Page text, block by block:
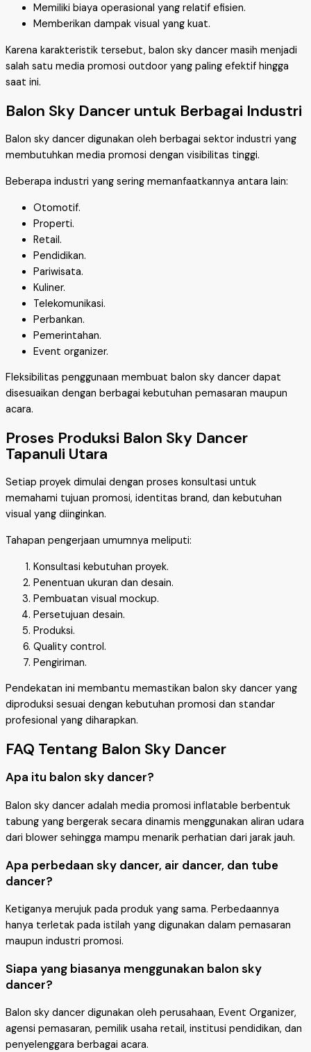
Memiliki biaya operasional yang relatif efisien.
Memberikan dampak visual yang kuat.
Karena karakteristik tersebut, balon sky dancer masih menjadi
salah satu media promosi outdoor yang paling efektif hingga
saat ini.
Balon Sky Dancer untuk Berbagai Industri
Balon sky dancer digunakan oleh berbagai sektor industri yang
membutuhkan media promosi dengan visibilitas tinggi.
Beberapa industri yang sering memanfaatkannya antara lain:
Otomotif.
Properti.
Retail.
Pendidikan.
Pariwisata.
Kuliner.
Telekomunikasi.
Perbankan.
Pemerintahan.
Event organizer.
Fleksibilitas penggunaan membuat balon sky dancer dapat
disesuaikan dengan berbagai kebutuhan pemasaran maupun
acara.
Proses Produksi Balon Sky Dancer
Tapanuli Utara
Setiap proyek dimulai dengan proses konsultasi untuk
memahami tujuan promosi, identitas brand, dan kebutuhan
visual yang diinginkan.
Tahapan pengerjaan umumnya meliputi:
Konsultasi kebutuhan proyek.
Penentuan ukuran dan desain.
Pembuatan visual mockup.
Persetujuan desain.
Produksi.
Quality control.
Pengiriman.
Pendekatan ini membantu memastikan balon sky dancer yang
diproduksi sesuai dengan kebutuhan promosi dan standar
profesional yang diharapkan.
FAQ Tentang Balon Sky Dancer
Apa itu balon sky dancer?
Balon sky dancer adalah media promosi inflatable berbentuk
tabung yang bergerak secara dinamis menggunakan aliran udara
dari blower sehingga mampu menarik perhatian dari jarak jauh.
Apa perbedaan sky dancer, air dancer, dan tube
dancer?
Ketiganya merujuk pada produk yang sama. Perbedaannya
hanya terletak pada istilah yang digunakan dalam pemasaran
maupun industri promosi.
Siapa yang biasanya menggunakan balon sky
dancer?
Balon sky dancer digunakan oleh perusahaan, Event Organizer,
agensi pemasaran, pemilik usaha retail, institusi pendidikan, dan
penyelenggara berbagai acara.